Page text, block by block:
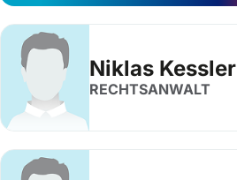
Niklas Kessler
RECHTSANWALT